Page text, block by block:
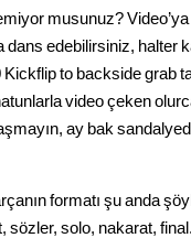
musunuz?
edebilirsiniz, halter
to backside grab
video çeken
ay bak
formatı şu anda
sözler, solo, nakarat,